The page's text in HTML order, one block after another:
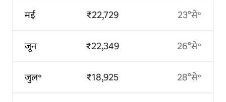
मई
जून
जुल॰
₹22,729
₹22,349
₹18,925
23°से॰
26°से॰
28°से॰